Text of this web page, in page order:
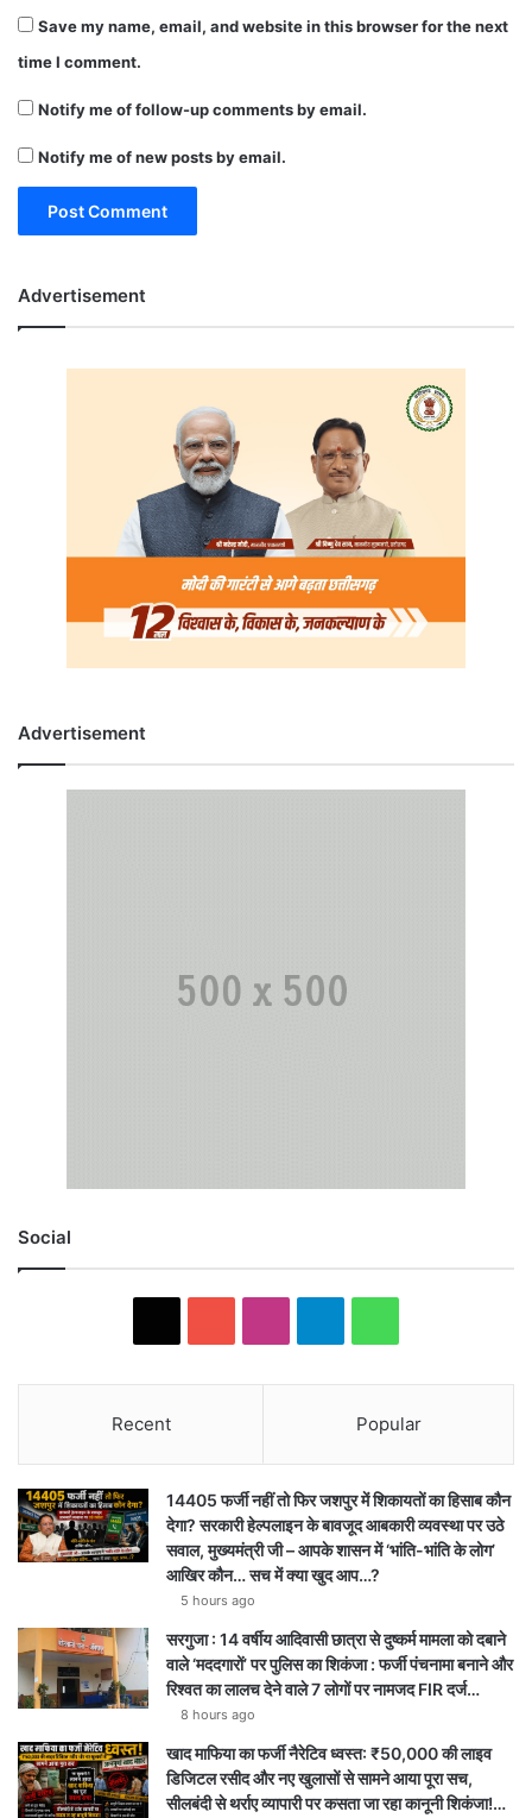
Save my name, email, and website in this browser for the next
time I comment.
Notify me of follow-up comments by email.
Notify me of new posts by email.
Advertisement
Advertisement
Social
Recent Popular
14405 फर्जी नहीं तो फिर जशपुर में शिकायतों का हिसाब कौन
देगा? सरकारी हेल्पलाइन के बावजूद आबकारी व्यवस्था पर उठे
सवाल, मुख्यमंत्री जी – आपके शासन में ‘भांति-भांति के लोग’
आखिर कौन… सच में क्या खुद आप…?
5 hours ago
सरगुजा : 14 वर्षीय आदिवासी छात्रा से दुष्कर्म मामला को दबाने
वाले ‘मददगारों’ पर पुलिस का शिकंजा : फर्जी पंचनामा बनाने और
रिश्वत का लालच देने वाले 7 लोगों पर नामजद FIR दर्ज…
8 hours ago
खाद माफिया का फर्जी नैरेटिव ध्वस्त: ₹50,000 की लाइव
डिजिटल रसीद और नए खुलासों से सामने आया पूरा सच,
सीलबंदी से थर्राए व्यापारी पर कसता जा रहा कानूनी शिकंजा!…